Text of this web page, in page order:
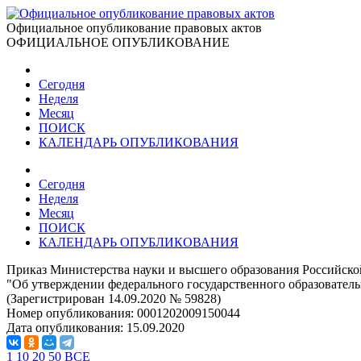
Официальное опубликование правовых актов
ОФИЦИАЛЬНОЕ ОПУБЛИКОВАНИЕ
Сегодня
Неделя
Месяц
ПОИСК
КАЛЕНДАРЬ ОПУБЛИКОВАНИЯ
Сегодня
Неделя
Месяц
ПОИСК
КАЛЕНДАРЬ ОПУБЛИКОВАНИЯ
Приказ Министерства науки и высшего образования
"Об утверждении федерального государственного
(Зарегистрирован 14.09.2020 № 59828)
Номер опубликования: 0001202009150044
Дата опубликования: 15.09.2020
1 10 20 50 ВСЕ